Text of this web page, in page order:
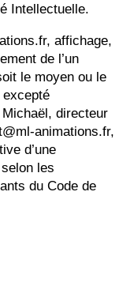
Intellectuelle.
affichage,
de l’un
le moyen ou le
directeur
animations.fr,
d’une
les
du Code de